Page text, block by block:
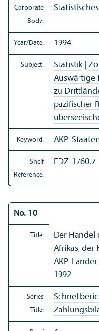
Corporate
Body:
Year/Date: 1994
Subject: Statistik|
Auswärtige
zu
pazifischer
Keyword: AKP-Staaten
Shelf
Reference:
EDZ-1760.7
No. 10
Title:
Der Handel
Afrikas, der
AKP-
1992
Series
Title: